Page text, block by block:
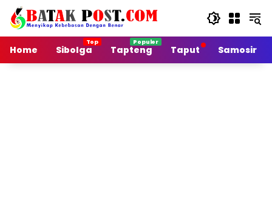
Langsung
konten
Home
Sibolga Tapteng Taput Samosir